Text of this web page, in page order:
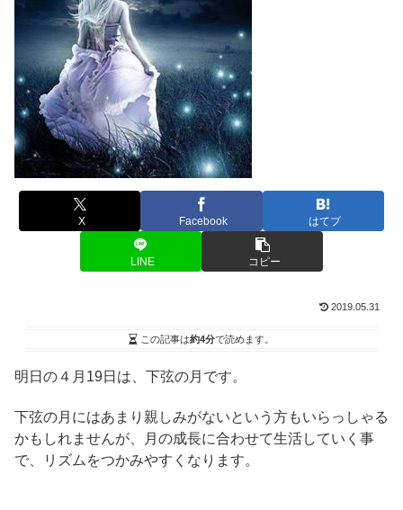
X Facebook はてブ
LINE コピー
2019.05.31
この記事は約4分で読めます。
明日の４月19日は、下弦の月です。
下弦の月にはあまり親しみがないという方もいらっしゃる
かもしれませんが、月の成長に合わせて生活していく事
で、リズムをつかみやすくなります。